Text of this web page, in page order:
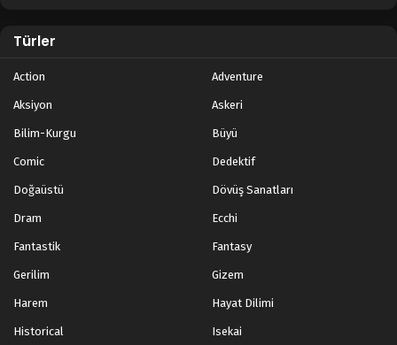
Türler
Action Adventure
Aksiyon Askeri
Bilim-Kurgu Büyü
Comic Dedektif
Doğaüstü Dövüş Sanatları
Dram Ecchi
Fantastik Fantasy
Gerilim Gizem
Harem Hayat Dilimi
Historical Isekai